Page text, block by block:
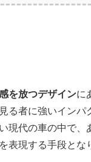
を放つデザインに
る者に強いインパ
現代の車の中で、
表現する手段とな